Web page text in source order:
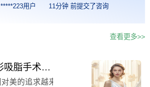
用户 11分钟 前提交了咨询
查看更多>>
泰安市腰部环形吸脂手术三甲医院排名，泰山医学院附属医院位列前三
美的追求越来越高，腰部环形吸脂手术